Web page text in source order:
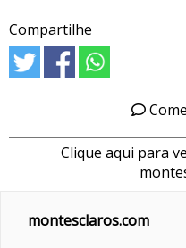
Compartilhe
Clique aqui para
montesclaros.com